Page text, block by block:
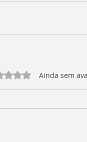
com 0 de 5 estrelas.
Ainda sem